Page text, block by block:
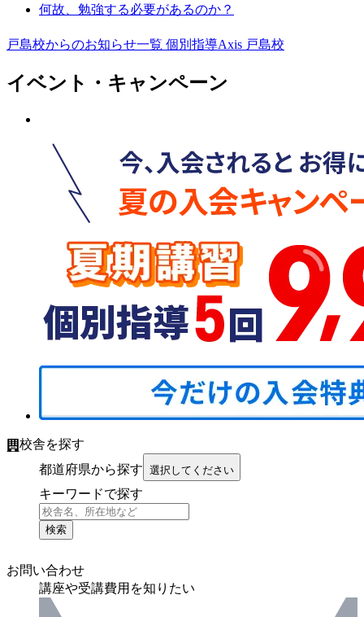
何故、勉強する必要があるのか？
戸島校からのお知らせ一覧 個別指導Axis 戸島校
イベント・キャンペーン
校舎を探す
都道府県から探す 選択してください
キーワードで探す
検索
お問い合わせ
講座や受講費用を知りたい